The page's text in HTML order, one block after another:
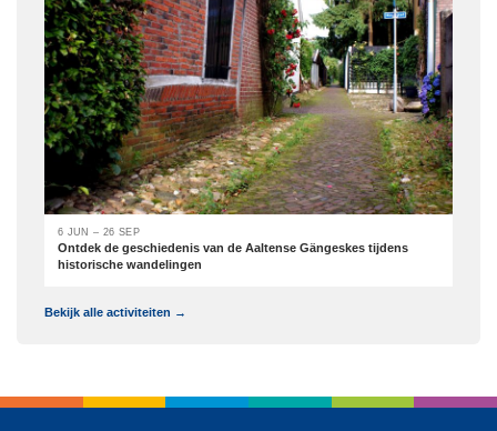
6 JUN – 26 SEP
Ontdek de geschiedenis van de Aaltense Gängeskes tijdens
historische wandelingen
Bekijk alle activiteiten →